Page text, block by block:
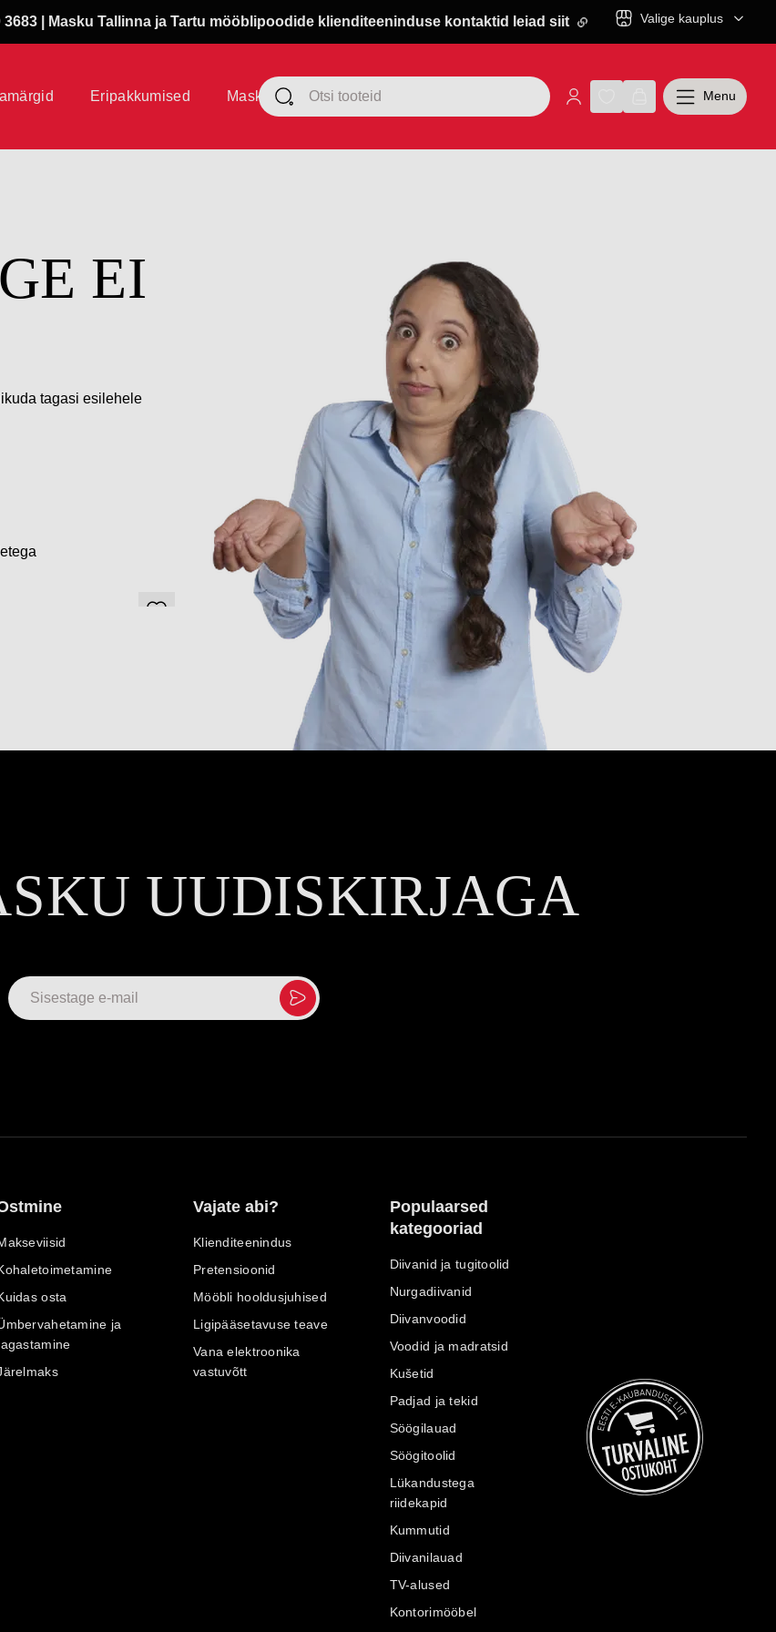
3683 | Masku Tallinna ja Tartu mööblipoodide klienditeeninduse kontaktid leiad siit Valige kauplus
Eripakkumised Masku klubi Menu
EI
tagasi esilehele
UUDISKIRJAGA
osta
ja
Vajate abi?
Klienditeenindus
Pretensioonid
Mööbli hooldusjuhised
Ligipääsetavuse teave
Vana elektroonika
vastuvõtt
Populaarsed
kategooriad
Diivanid ja tugitoolid
Nurgadiivanid
Diivanvoodid
Voodid ja madratsid
Kušetid
Padjad ja tekid
Söögilauad
Söögitoolid
Lükandustega
riidekapid
Kummutid
Diivanilauad
TV-alused
Kontorimööbel